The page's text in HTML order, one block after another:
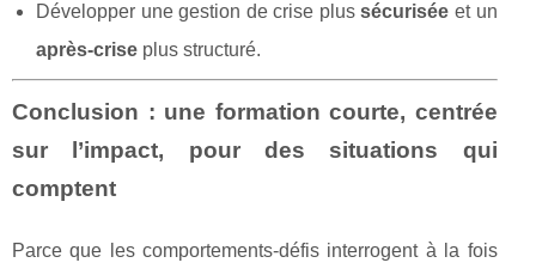
Développer une gestion de crise plussécurisée et un
après-crise plus structuré.
Conclusion : une formation courte, centrée
sur l’impact, pour des situations qui
comptent
Parce que les comportements-défis interrogent à la fois